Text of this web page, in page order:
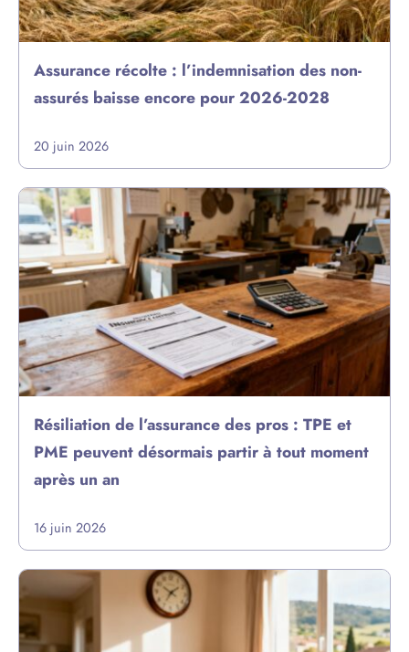
Assurance récolte : l’indemnisation des non-
assurés baisse encore pour 2026-2028
20 juin 2026
Résiliation de l’assurance des pros : TPE et
PME peuvent désormais partir à tout moment
après un an
16 juin 2026